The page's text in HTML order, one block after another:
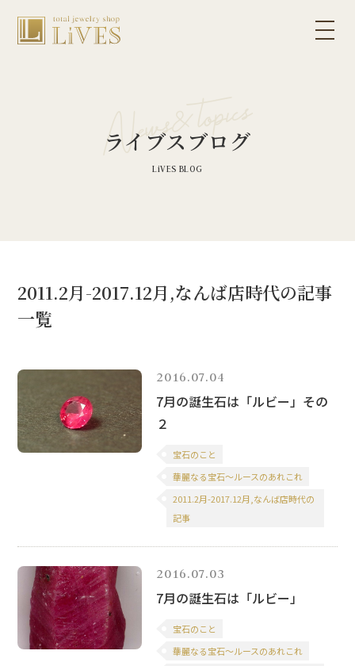
ライブスブログ
2011.2月-2017.12月,なんば店時代の記事
一覧
2016.07.04
7月の誕生石は「ルビー」その
２
宝石のこと
華麗なる宝石～ルースのあれこれ
2011.2月-2017.12月,なんば店時代の
記事
2016.07.03
7月の誕生石は「ルビー」
宝石のこと
華麗なる宝石～ルースのあれこれ